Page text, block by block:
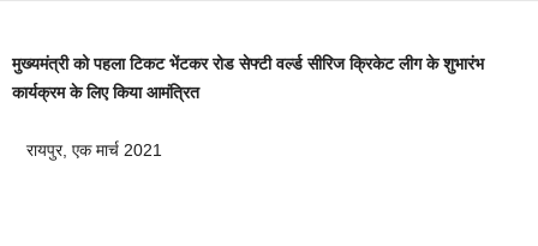
मुख्यमंत्री को पहला टिकट भेंटकर रोड सेफ्टी वर्ल्ड सीरिज क्रिकेट लीग के शुभारंभ
कार्यक्रम के लिए किया आमंत्रित
रायपुर, एक मार्च 2021